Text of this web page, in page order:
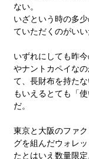
ない。
いざという時の多
ていただくのがいい
いずれにしても昨
やナントカペイな
て、長財布を持た
もいえるとても「
だ。
東京と大阪のファ
グを組んだウォレ
たとはいえ数量限定